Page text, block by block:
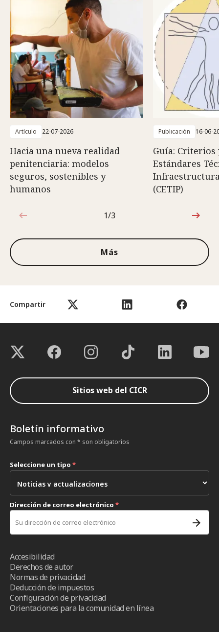
Compartir
Artículo 22-07-2026
Hacia una nueva realidad
penitenciaria: modelos
seguros, sostenibles y
humanos
Publicación 16-06-
Guía: Criterios
Estándares
(CETIP)
1de3
1/3
Más
Sitios web del CICR
Boletín informativo
Campos marcados con * son obligatorios
Seleccione un tipo *
Dirección de correo electrónico *
Accesibilidad
Derechos de autor
Normas de privacidad
Deducción de impuestos
Configuración de privacidad
Orientaciones para la comunidad en línea